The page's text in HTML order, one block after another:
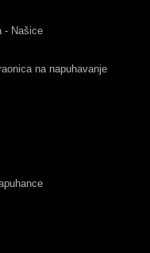
- Našice
na napuhavanje